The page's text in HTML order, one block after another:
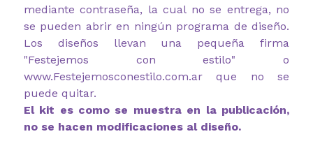
mediante contraseña, la cual no se entrega, no
se pueden abrir en ningún programa de diseño.
Los diseños llevan una pequeña firma
"Festejemos con estilo" o
www.Festejemosconestilo.com.ar
que no se
puede quitar.
El kit es como se muestra en la publicación,
no se hacen modificaciones al diseño.